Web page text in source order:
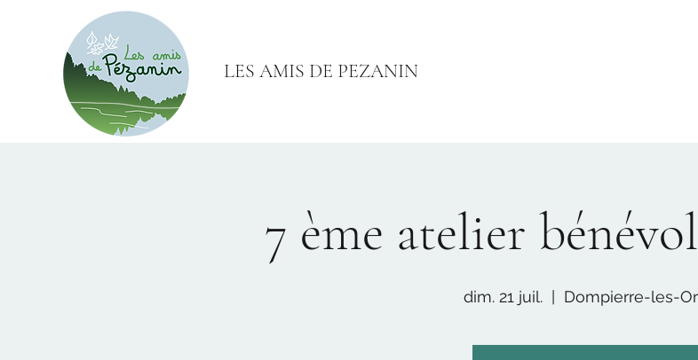
LES AMIS DE PEZANIN
7 ème atelier
dim. 21 juil.
  |
Dompierre-les-